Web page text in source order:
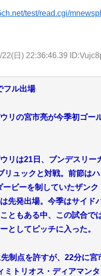
test/read.cgi/
22(日) 22:36:46.39
フル出場
リの宮市亮が今季初ゴー
リは21日、ブンデスリー
リュックと対戦。前節は
ービーを制していたザンク
先発出場。今季はサイド
ともある中、この試合で
としてピッチに入った。
制点を許すが、22分に宮
ミトリオス・ディアマン